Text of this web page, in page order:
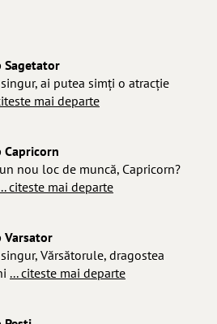
Sagetator
ai putea simți o atracție
mai departe
Capricorn
nou loc de muncă, Capricorn?
citeste mai departe
Varsator
Vărsătorule, dragostea
... citeste mai departe